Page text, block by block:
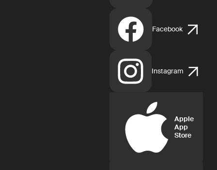
Facebook
Instagram
Apple
App
Store